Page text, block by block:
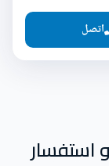
اتصل
استفسار